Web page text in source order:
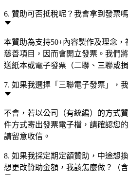
6. 贊助可否抵稅呢？我會拿到發票
本贊助為支持50+內容製作及理念
慈善項目，因而會開立發票。我們
送紙本或電子發票（二聯、三聯或捐
7. 如果我選擇「三聯電子發票」，
不會，若以公司（有統編）的方式
件方式寄出發票電子檔，請確認您
請留意收信。
8. 如果我採定期定額贊助，中途想
想更改贊助金額，我該怎麼做？（